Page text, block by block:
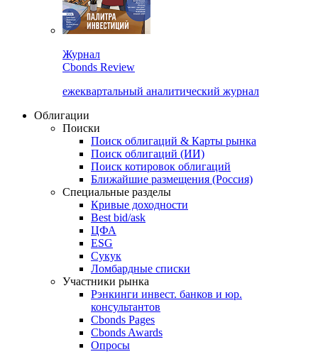
Cbonds Review
ежеквартальный аналитический журнал
Облигации
Поиски
Поиск облигаций & Карты рынка
Поиск облигаций (ИИ)
Поиск котировок облигаций
Ближайшие размещения (Россия)
Специальные разделы
Кривые доходности
Best bid/ask
ЦФА
ESG
Сукук
Ломбардные списки
Участники рынка
Рэнкинги инвест. банков и юр.